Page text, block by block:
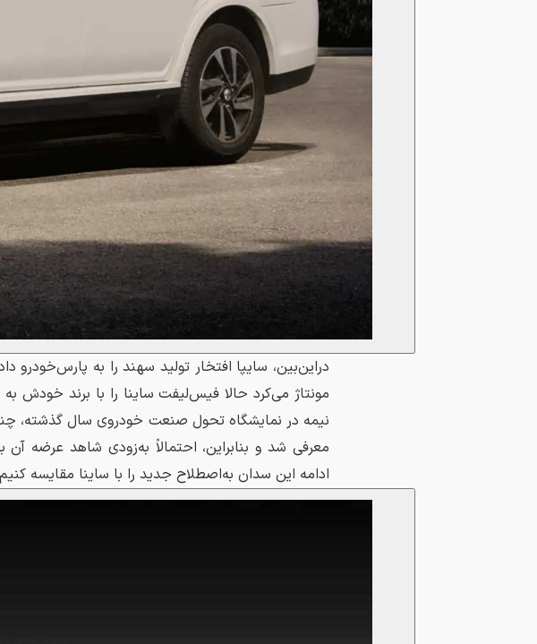
دراین‌بین، سایپا افتخار تولید سهند را به
مونتاژ می‌کرد حالا فیس‌لیفت ساینا را با برند خودش
نیمه در نمایشگاه تحول صنعت خودروی سال گذشته،
معرفی شد و بنابراین، احتمالاً به‌زودی شاهد عرضه آن
ادامه این سدان به‌اصطلاح جدید را با ساینا مقایسه